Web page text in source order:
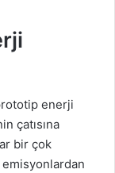
enerji
çatısına
bir çok
emisyonlardan